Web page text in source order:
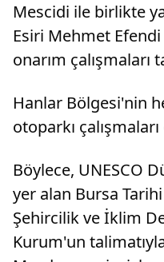
Mescidi ile birlikte
Esiri Mehmet
onarım çalışmaları
Hanlar Bölgesi'nin
otoparkı
Böylece, UNESCO
yer alan Bursa
Şehircilik ve İklim
Kurum'un